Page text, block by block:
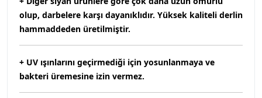
olup, darbelere karşı dayanıklıdır. Yüksek kaliteli derlin
hammaddeden üretilmiştir.
+ UV ışınlarını geçirmediği için yosunlanmaya ve
bakteri üremesine izin vermez.